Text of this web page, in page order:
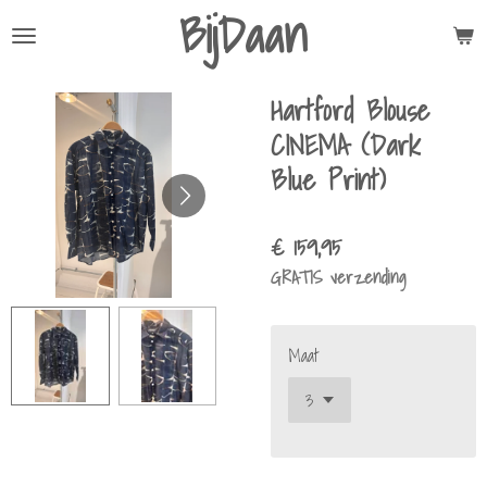
direct
hoofdinhoud
BijDaan
Hartford Blouse
CINEMA (Dark
Blue Print)
€ 159,95
GRATIS verzending
Maat